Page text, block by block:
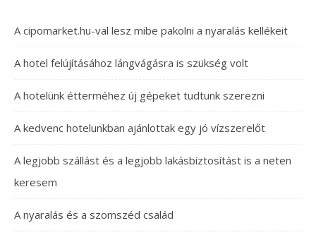
A cipomarket.hu-val lesz mibe pakolni a nyaralás kellékeit
A hotel felújításához lángvágásra is szükség volt
A hotelünk étterméhez új gépeket tudtunk szerezni
A kedvenc hotelunkban ajánlottak egy jó vízszerelőt
A legjobb szállást és a legjobb lakásbiztosítást is a neten
keresem
A nyaralás és a szomszéd család